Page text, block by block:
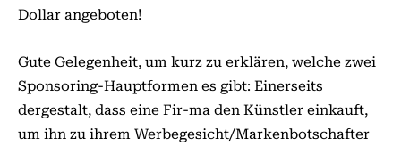
Dollar angeboten!
Gute Gelegenheit, um kurz zu erklären, welche zwei
Sponsoring-Hauptformen es gibt: Einerseits
dergestalt, dass eine Fir-ma den Künstler einkauft,
um ihn zu ihrem Werbegesicht/Markenbotschafter